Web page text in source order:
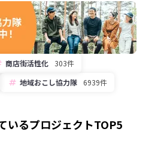
商店街活性化 303件
地域おこし協力隊 6939件
いるプロジェクトTOP5